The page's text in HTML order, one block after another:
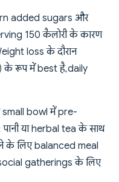
added sugars और
150 कैलोरी के कारण
loss के दौरान
के रूप में best है, daily
bowl में pre-
या herbal tea के साथ
के लिए balanced meal
gatherings के लिए